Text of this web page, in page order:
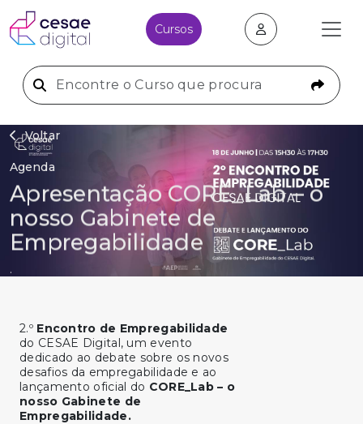
Cursos
Voltar
Agenda
Apresentação CORE_Lab – o
nosso Gabinete de
Empregabilidade
.
2.º Encontro de Empregabilidade
do CESAE Digital, um evento
dedicado ao debate sobre os novos
desafios da empregabilidade e ao
lançamento oficial do CORE_Lab – o
nosso Gabinete de
Empregabilidade.